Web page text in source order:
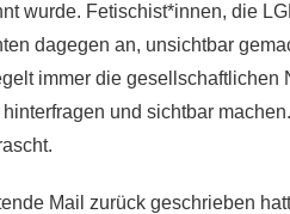
wurde. Fetischist*innen, die
dagegen an, unsichtbar
immer die
und sichtbar
Mail zurück geschrieben